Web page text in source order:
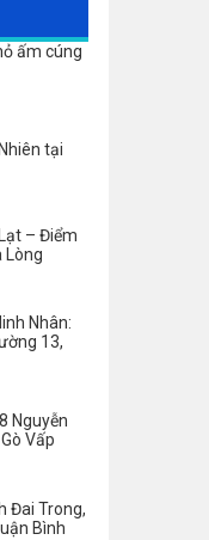
ấm cúng
tại
– Điểm
Lòng
Nhân:
13,
Nguyễn
Vấp
Đai Trong,
Bình